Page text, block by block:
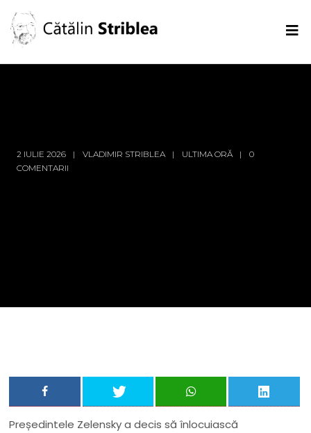
2 IULIE 2026 VLADIMIR STRIBLEA ULTIMA ORĂ
0
COMENTARII
Președintele Zelensky a decis să înlocuiască